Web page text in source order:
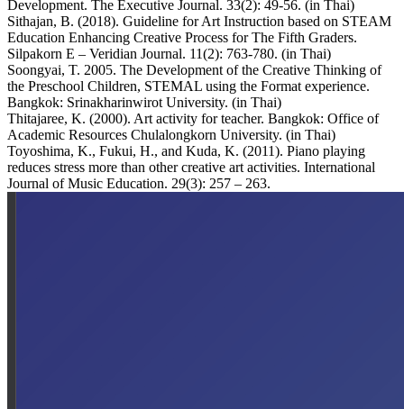
Development. The Executive Journal. 33(2): 49-56. (in Thai)
Sithajan, B. (2018). Guideline for Art Instruction based on STEAM
Education Enhancing Creative Process for The Fifth Graders.
Silpakorn E – Veridian Journal. 11(2): 763-780. (in Thai)
Soongyai, T. 2005. The Development of the Creative Thinking of
the Preschool Children, STEMAL using the Format experience.
Bangkok: Srinakharinwirot University. (in Thai)
Thitajaree, K. (2000). Art activity for teacher. Bangkok: Office of
Academic Resources Chulalongkorn University. (in Thai)
Toyoshima, K., Fukui, H., and Kuda, K. (2011). Piano playing
reduces stress more than other creative art activities. International
Journal of Music Education. 29(3): 257 – 263.